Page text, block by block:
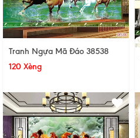
Tranh Ngựa Mã Đáo 38538
120 Xèng